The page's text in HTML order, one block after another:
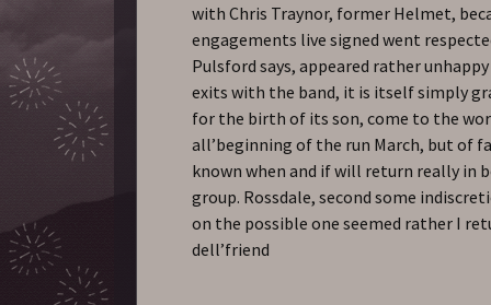
with Chris Traynor, former Helmet,
engagements live signed went
Pulsford says, appeared rather
exits with the band, it is itself simply
for the birth of its son, come to the
all’beginning of the run March, but of
known when and if will return really in
group. Rossdale, second some
on the possible one seemed rather I
dell’friend